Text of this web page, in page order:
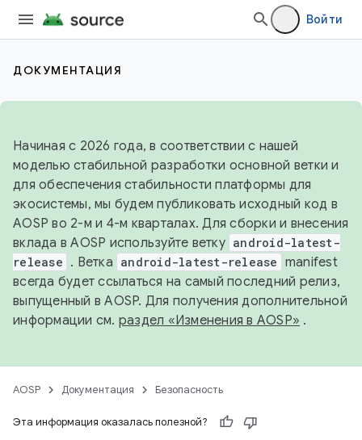
Войти
ДОКУМЕНТАЦИЯ
Начиная с 2026 года, в соответствии с нашей
моделью стабильной разработки основной ветки и
для обеспечения стабильности платформы для
экосистемы, мы будем публиковать исходный код в
AOSP во 2-м и 4-м кварталах. Для сборки и внесения
вклада в AOSP используйте ветку android-latest-
release . Ветка android-latest-release manifest
всегда будет ссылаться на самый последний релиз,
выпущенный в AOSP. Для получения дополнительной
информации см. раздел «Изменения в AOSP» .
AOSP Документация Безопасность
Эта информация оказалась полезной?